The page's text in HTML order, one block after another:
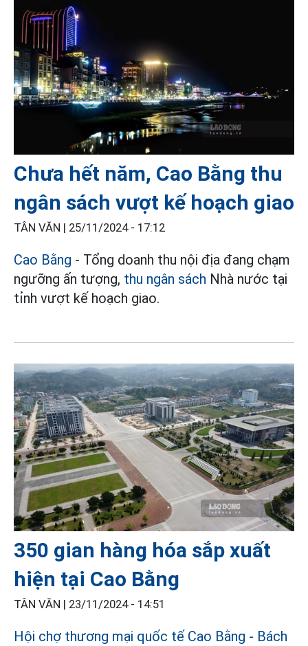
Chưa hết năm, Cao Bằng thu
ngân sách vượt kế hoạch giao
TÂN VĂN | 25/11/2024 - 17:12
Cao Bằng - Tổng doanh thu nội địa đang chạm
ngưỡng ấn tượng, thu ngân sách Nhà nước tại
tỉnh vượt kế hoạch giao.
350 gian hàng hóa sắp xuất
hiện tại Cao Bằng
TÂN VĂN | 23/11/2024 - 14:51
Hội chợ thương mại quốc tế Cao Bằng - Bách